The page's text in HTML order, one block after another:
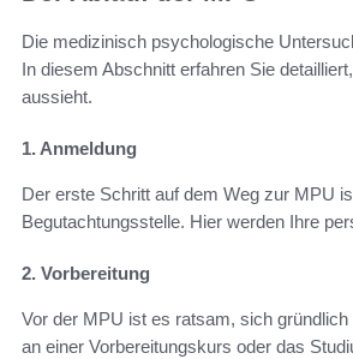
Die medizinisch psychologische
In diesem Abschnitt erfahren Sie
aussieht.
1. Anmeldung
Der erste Schritt auf dem Weg zur MPU
Begutachtungsstelle. Hier werden Ihre
2. Vorbereitung
Vor der MPU ist es ratsam, sich
an einer Vorbereitungskurs oder das